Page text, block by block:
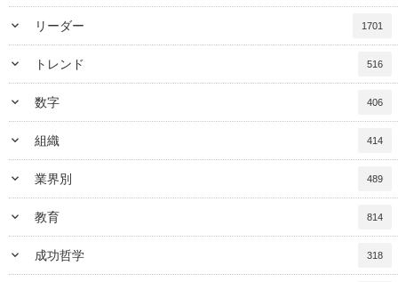
keyboard_arrow_down リーダー 1701
keyboard_arrow_down トレンド 516
keyboard_arrow_down 数字 406
keyboard_arrow_down 組織 414
keyboard_arrow_down 業界別 489
keyboard_arrow_down 教育 814
keyboard_arrow_down 成功哲学 318